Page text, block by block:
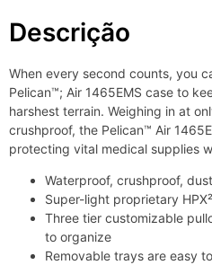
Descrição
When every second counts, you
Pelican™; Air 1465EMS case to
harshest terrain. Weighing in at
crushproof, the Pelican™ Air
protecting vital medical supplies
Waterproof, crushproof,
Super-light proprietary
Three tier customizable
to organize
Removable trays are easy